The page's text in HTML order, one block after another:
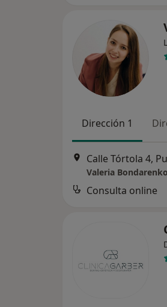
Dirección 1
Calle Tórtola 4,
Valeria Bondarenko
Consulta online